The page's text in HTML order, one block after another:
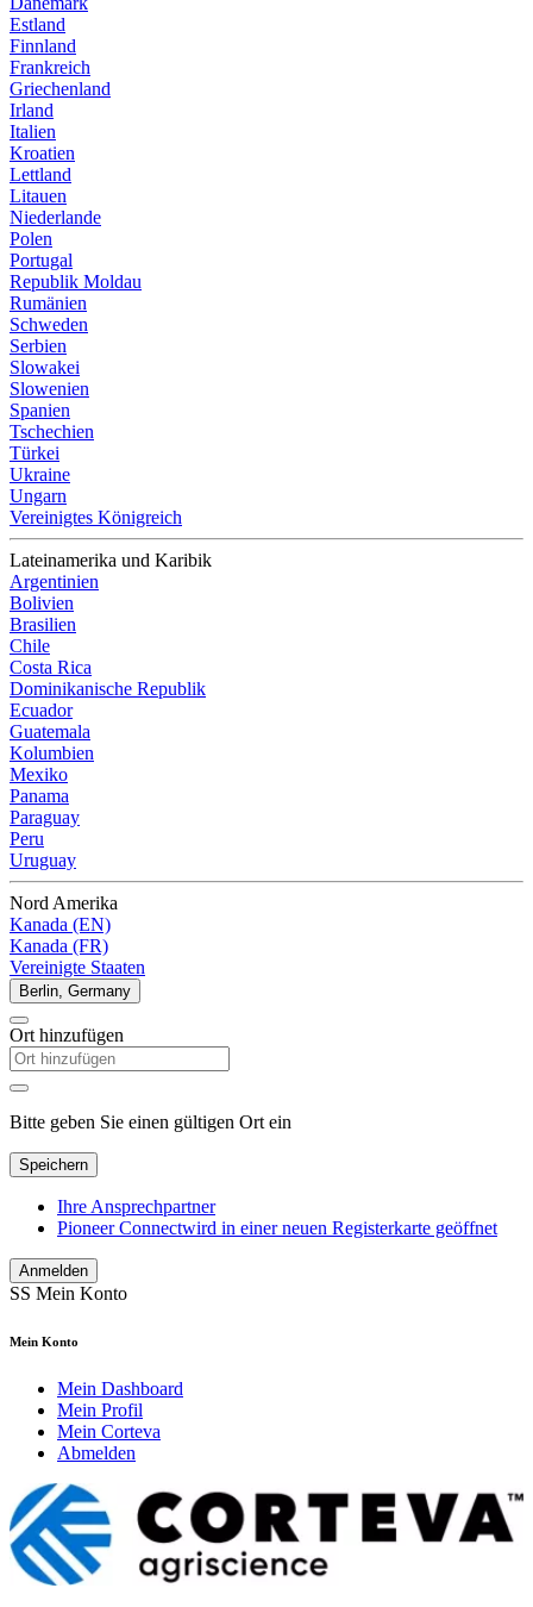
Estland
Finnland
Frankreich
Griechenland
Irland
Italien
Kroatien
Lettland
Litauen
Niederlande
Polen
Portugal
Republik Moldau
Rumänien
Schweden
Serbien
Slowakei
Slowenien
Spanien
Tschechien
Türkei
Ukraine
Ungarn
Vereinigtes Königreich
Lateinamerika und Karibik
Argentinien
Bolivien
Brasilien
Chile
Costa Rica
Dominikanische Republik
Ecuador
Guatemala
Kolumbien
Mexiko
Panama
Paraguay
Peru
Uruguay
Nord Amerika
Kanada (EN)
Kanada (FR)
Vereinigte Staaten
Berlin, Germany
Ort hinzufügen
Bitte geben Sie einen gültigen Ort ein
Speichern
Ihre Ansprechpartner
Pioneer Connectwird in einer neuen Registerkarte geöffnet
Anmelden
SS Mein Konto
Mein Konto
Mein Dashboard
Mein Profil
Mein Corteva
Abmelden